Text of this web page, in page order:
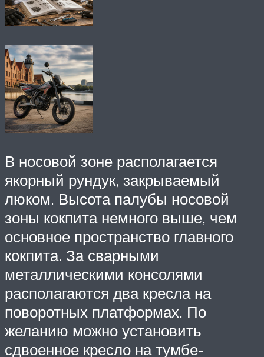
В носовой зоне располагается
якорный рундук, закрываемый
люком. Высота палубы носовой
зоны кокпита немного выше, чем
основное пространство главного
кокпита. За сварными
металлическими консолями
располагаются два кресла на
поворотных платформах. По
желанию можно установить
сдвоенное кресло на тумбе-